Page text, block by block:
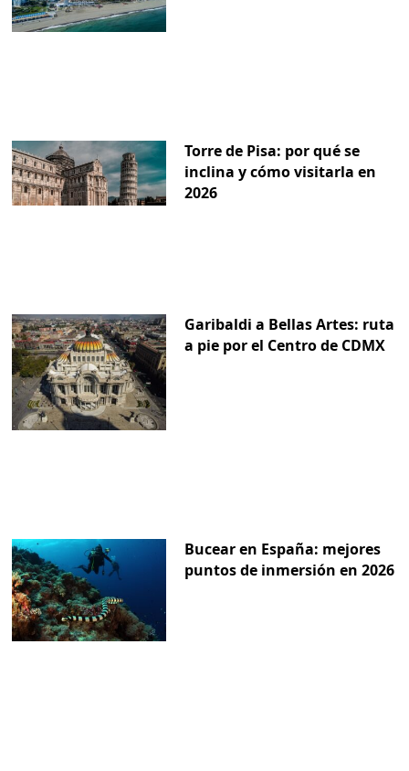
Torre de Pisa: por qué se
inclina y cómo visitarla en
2026
Garibaldi a Bellas Artes: ruta
a pie por el Centro de CDMX
Bucear en España: mejores
puntos de inmersión en 2026